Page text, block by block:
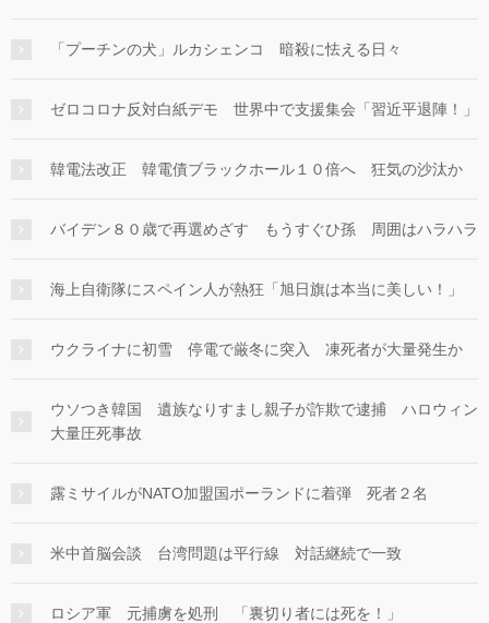
「プーチンの犬」ルカシェンコ 暗殺に怯える日々
ゼロコロナ反対白紙デモ 世界中で支援集会「習近平退陣！」
韓電法改正 韓電債ブラックホール１０倍へ 狂気の沙汰か
バイデン８０歳で再選めざす もうすぐひ孫 周囲はハラハラ
海上自衛隊にスペイン人が熱狂「旭日旗は本当に美しい！」
ウクライナに初雪 停電で厳冬に突入 凍死者が大量発生か
ウソつき韓国 遺族なりすまし親子が詐欺で逮捕 ハロウィン
大量圧死事故
露ミサイルがNATO加盟国ポーランドに着弾 死者２名
米中首脳会談 台湾問題は平行線 対話継続で一致
ロシア軍 元捕虜を処刑 「裏切り者には死を！」